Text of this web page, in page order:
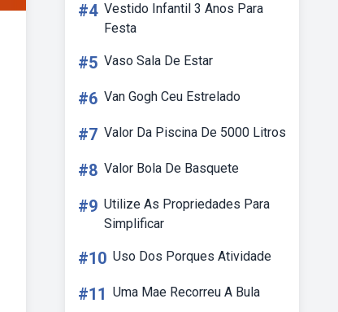
#4 Vestido Infantil 3 Anos Para
Festa
#5 Vaso Sala De Estar
#6 Van Gogh Ceu Estrelado
#7 Valor Da Piscina De 5000 Litros
#8 Valor Bola De Basquete
#9 Utilize As Propriedades Para
Simplificar
#10 Uso Dos Porques Atividade
#11 Uma Mae Recorreu A Bula